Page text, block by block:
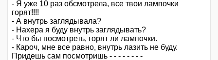
- Я уже 10 раз обсмотрела, все твои лампочки
горят!!!!
- А внутрь заглядывала?
- Нахера я буду внутрь заглядывать?
- Что бы посмотреть, горят ли лампочки.
- Кароч, мне все равно, внутрь лазить не буду.
Придешь сам посмотришь - - - - - - - -